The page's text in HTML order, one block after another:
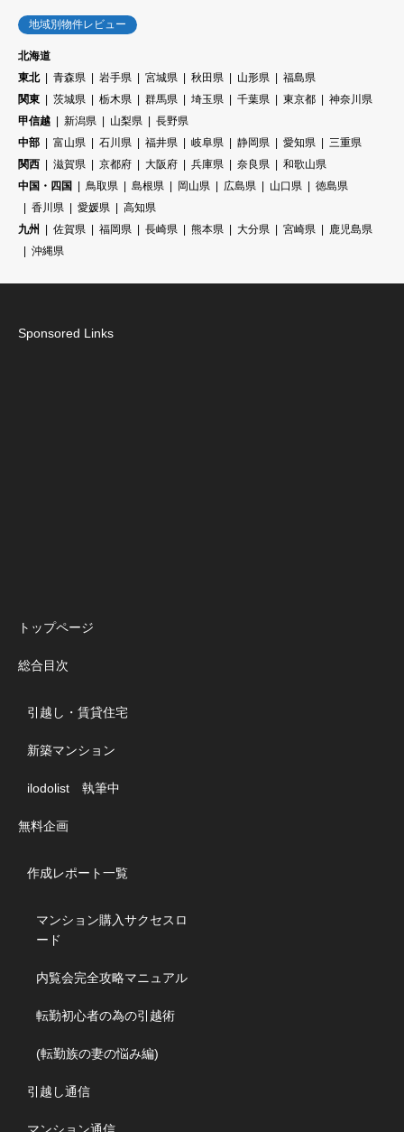
地域別物件レビュー
北海道
東北
青森県 岩手県 宮城県 秋田県 山形県
福島県
関東
茨城県 栃木県 群馬県 埼玉県 千葉県 東京都
神奈川県
甲信越
新潟県 山梨県
長野県
中部
富山県 石川県 福井県 岐阜県 静岡県 愛知県
三重県
関西
滋賀県 京都府 大阪府 兵庫県 奈良県
和歌山県
中国・四国
鳥取県 島根県 岡山県 広島県 山口県
徳島県
香川県
愛媛県
高知県
九州
佐賀県 福岡県 長崎県 熊本県 大分県 宮崎県
鹿児島県
沖縄県
Sponsored Links
トップページ
総合目次
引越し・賃貸住宅
新築マンション
ilodolist 執筆中
無料企画
作成レポート一覧
マンション購入サクセスロ
ード
内覧会完全攻略マニュアル
転勤初心者の為の引越術
(転勤族の妻の悩み編)
引越し通信
マンション通信